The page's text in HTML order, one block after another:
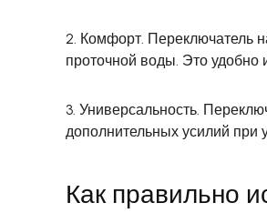
2. Комфорт. Переключатель
проточной воды. Это удобно
3. Универсальность.
дополнительных усилий при
Как правильно